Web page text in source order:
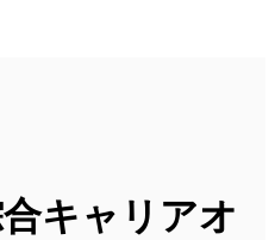
キャリアオ